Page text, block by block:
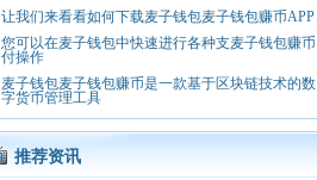
让我们来看看如何下载麦子钱包麦子钱包赚币APP
您可以在麦子钱包中快速进行各种支麦子钱包赚币
付操作
麦子钱包麦子钱包赚币是一款基于区块链技术的数
字货币管理工具
推荐资讯